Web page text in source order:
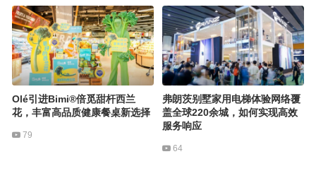
Olé引进Bimi®倍觅甜杆西兰
花，丰富高品质健康餐桌新选择
79
弗朗茨别墅家用电梯体验网络覆
盖全球220余城，如何实现高效
服务响应
64